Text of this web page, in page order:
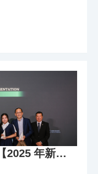
Far East Group荣膺【2025 年新加坡企业可持续发展奖项最高奖】